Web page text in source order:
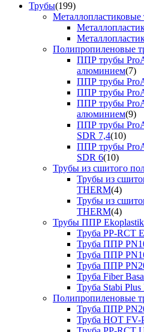
Трубы(199)
Металлопластиковые
Полипропиленовые
ППР трубы
алюминием(7)
ППР трубы
ППР трубы
ППР трубы
алюминием(9)
ППР трубы
SDR 7,4(10)
ППР трубы
SDR 6(10)
Трубы из сшитого
Трубы из
THERM(4)
Трубы из
THERM(4)
Трубы ППР
Труба PP-RCT
Труба ППР
Труба ППР
Труба ППР
Труба Fiber
Труба Stabi
Полипропиленовые
Труба ППР
Труба HOT FV-